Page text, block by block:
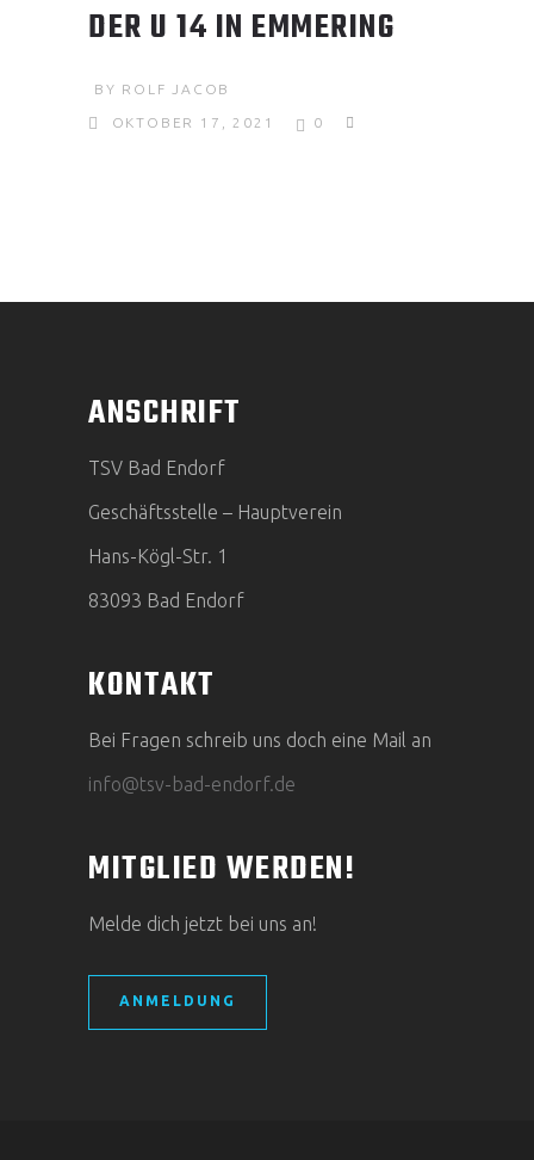
DER U 14 IN EMMERING
BY ROLF JACOB
OKTOBER 17, 2021 0
ANSCHRIFT
TSV Bad Endorf
Geschäftsstelle – Hauptverein
Hans-Kögl-Str. 1
83093 Bad Endorf
KONTAKT
Bei Fragen schreib uns doch eine Mail an
info@tsv-bad-endorf.de
MITGLIED WERDEN!
Melde dich jetzt bei uns an!
ANMELDUNG